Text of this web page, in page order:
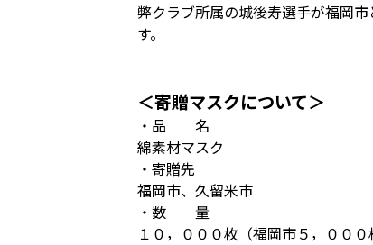
弊クラブ所属の城後寿選手が福岡
す。
＜寄贈マスクについて＞
・品 名
綿素材マスク
・寄贈先
福岡市、久留米市
・数 量
１０，０００枚（福岡市５，０００